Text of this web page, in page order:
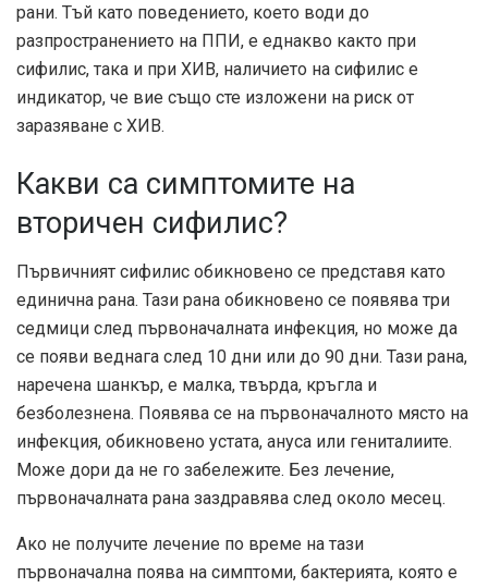
рани. Тъй като поведението, което води до
разпространението на ППИ, е еднакво както при
сифилис, така и при ХИВ, наличието на сифилис е
индикатор, че вие ​​също сте изложени на риск от
заразяване с ХИВ.
Какви са симптомите на
вторичен сифилис?
Първичният сифилис обикновено се представя като
единична рана. Тази рана обикновено се появява три
седмици след първоначалната инфекция, но може да
се появи веднага след 10 дни или до 90 дни. Тази рана,
наречена шанкър, е малка, твърда, кръгла и
безболезнена. Появява се на първоначалното място на
инфекция, обикновено устата, ануса или гениталиите.
Може дори да не го забележите. Без лечение,
първоначалната рана заздравява след около месец.
Ако не получите лечение по време на тази
първоначална поява на симптоми, бактерията, която е